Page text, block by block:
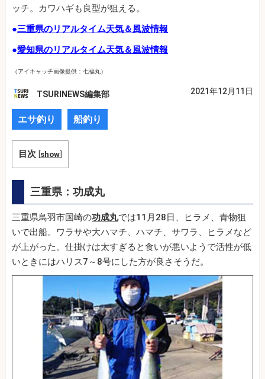
ッチ。カワハギも良型が狙える。
●三重県のリアルタイム天気＆風波情報
●愛知県のリアルタイム天気＆風波情報
（アイキャッチ画像提供：七福丸）
TSURINEWS編集部 2021年12月11日
エサ釣り 船釣り
目次 [show]
三重県：功成丸
三重県鳥羽市国崎の功成丸では11月28日、ヒラメ、青物狙
いで出船。ワラサや大ハマチ、ハマチ、サワラ、ヒラメなど
が上がった。仕掛けは太すぎると食いが悪いようで活性が低
いときにはハリス7～8号にした方が良さそうだ。